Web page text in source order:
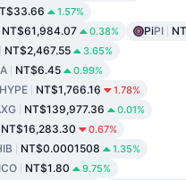
1.57%
NT$61,984.07 0.38% PiPI
NT$2,467.55 3.65%
NT$6.45 0.99%
HYPE NT$1,766.16 1.78%
NT$139,977.36 0.01%
NT$16,283.30 0.67%
NT$0.0001508 1.35%
NT$1.80 9.75%